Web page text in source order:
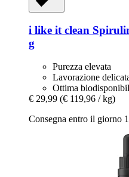
i like it clean
g
Purezza elevata
Lavorazione
Ottima
€ 29,99 (€ 119,96 / kg)
Consegna entro il giorno